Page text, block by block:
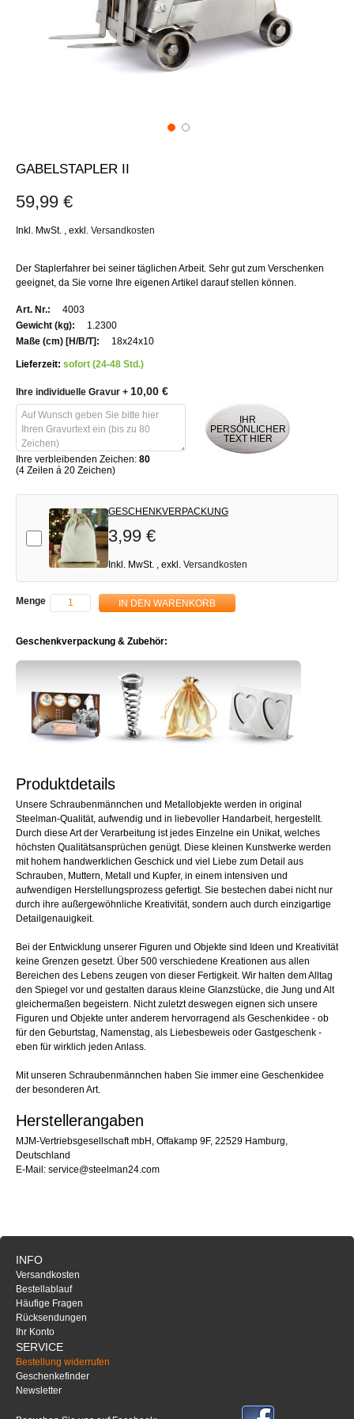
GABELSTAPLER II
59,99 €
Inkl. MwSt. exkl. Versandkosten
Der Staplerfahrer bei seiner täglichen Arbeit. Sehr gut zum Verschenken
geeignet, da Sie vorne Ihre eigenen Artikel darauf stellen können.
Weitere
Informationen
4003
1.2300
18x24x10
Lieferzeit: sofort (24-48 Std.)
Ihre individuelle Gravur + 10,00 €
IHR
PERSÖNLICHER
TEXT HIER
Ihre verbleibenden Zeichen: 80
(4 Zeilen á 20 Zeichen)
Add-on
GESCHENKVERPACKUNG
3,99 €
Inkl. MwSt. , exkl. Versandkosten
Menge IN DEN WARENKORB
Geschenkverpackung & Zubehör:
Produktdetails
Unsere Schraubenmännchen und Metallobjekte werden in original
Steelman-Qualität, aufwendig und in liebevoller Handarbeit, hergestellt.
Durch diese Art der Verarbeitung ist jedes Einzelne ein Unikat, welches
höchsten Qualitätsansprüchen genügt. Diese kleinen Kunstwerke werden
mit hohem handwerklichen Geschick und viel Liebe zum Detail aus
Schrauben, Muttern, Metall und Kupfer, in einem intensiven und
aufwendigen Herstellungsprozess gefertigt. Sie bestechen dabei nicht nur
durch ihre außergewöhnliche Kreativität, sondern auch durch einzigartige
Detailgenauigkeit.
Bei der Entwicklung unserer Figuren und Objekte sind Ideen und Kreativität
keine Grenzen gesetzt. Über 500 verschiedene Kreationen aus allen
Bereichen des Lebens zeugen von dieser Fertigkeit. Wir halten dem Alltag
den Spiegel vor und gestalten daraus kleine Glanzstücke, die Jung und Alt
gleichermaßen begeistern. Nicht zuletzt deswegen eignen sich unsere
Figuren und Objekte unter anderem hervorragend als Geschenkidee - ob
für den Geburtstag, Namenstag, als Liebesbeweis oder Gastgeschenk -
eben für wirklich jeden Anlass.
Mit unseren Schraubenmännchen haben Sie immer eine Geschenkidee
der besonderen Art.
Herstellerangaben
MJM-Vertriebsgesellschaft mbH, Offakamp 9F, 22529 Hamburg,
Deutschland
E-Mail: service@steelman24.com
INFO
Versandkosten
Bestellablauf
Häufige Fragen
Rücksendungen
Ihr Konto
SERVICE
Bestellung widerrufen
Geschenkefinder
Newsletter